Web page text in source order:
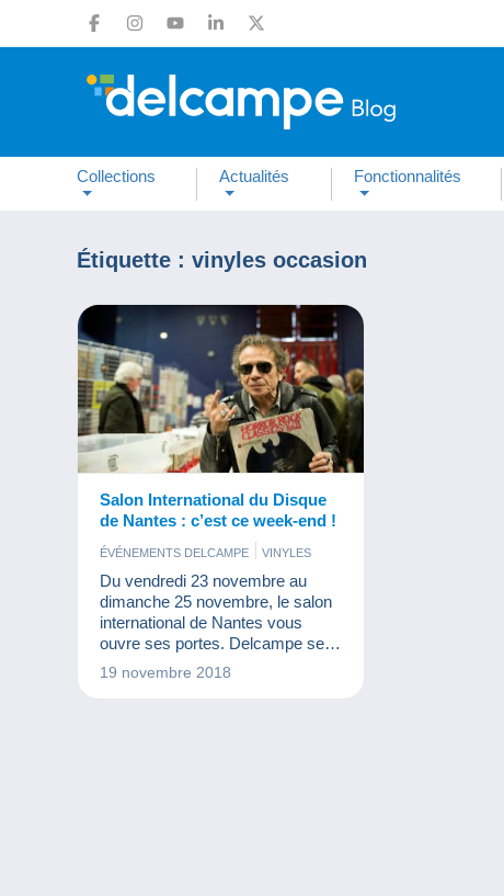
Collections Actualités Fonctionnalités
Étiquette : vinyles occasion
Salon International du Disque
de Nantes : c’est ce week-end !
ÉVÉNEMENTS DELCAMPE VINYLES
Du vendredi 23 novembre au
dimanche 25 novembre, le salon
international de Nantes vous
ouvre ses portes. Delcampe sera
de la partie ! Passez donc nous
19 novembre 2018